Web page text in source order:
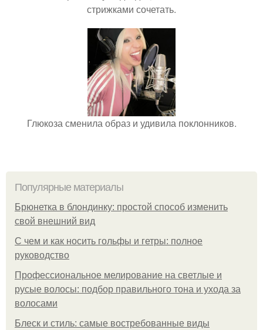
стрижками сочетать.
Глюкоза сменила образ и удивила поклонников.
Популярные материалы
Брюнетка в блондинку: простой способ изменить
свой внешний вид
С чем и как носить гольфы и гетры: полное
руководство
Профессиональное мелирование на светлые и
русые волосы: подбор правильного тона и ухода за
волосами
Блеск и стиль: самые востребованные виды